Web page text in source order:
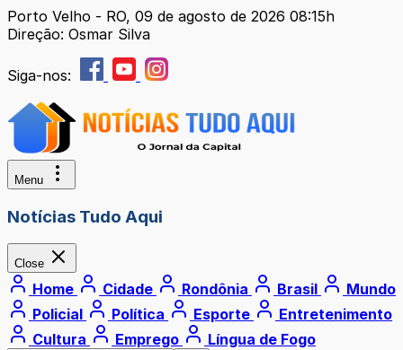
Porto Velho - RO, 09 de agosto de 2026 08:15h
Direção: Osmar Silva
Siga-nos:
Menu
Notícias Tudo Aqui
Close
Home Cidade Rondônia Brasil
Mundo
Policial
Política Esporte
Entretenimento
Cultura
Emprego Língua de Fogo